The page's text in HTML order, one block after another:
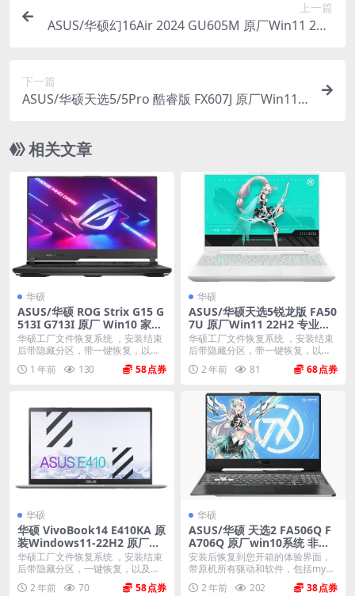
上一篇
ASUS/华硕幻16Air 2024 GU605M 原厂Win11 24H
下一篇
ASUS/华硕天选5/5Pro 酷睿版 FX607J 原厂Win11 2
y恢复
相关文章
华硕
ASUS/华硕 ROG Strix G15 G
513I G713I 原厂 Win10 家庭
版系统 工厂文件 带ASUS Rec
overy恢复
华硕工厂文件恢复系统 ，安装结束
后带隐藏分区，带一键恢复，以及
机器所有的驱动和软...
1 年前 130 58
华硕
ASUS/华硕天选5锐龙版 FA50
7U 原厂Win11 22H2 专业版
系统 工厂文件 带ASUS Recov
ery恢复
华硕工厂文件恢复系统 ，安装结束
后带隐藏分区，带一键恢复，以及
机器所有的驱动和软...
2 年前 81 68
华硕
华硕 VivoBook14 E410KA 原
装Windows11-22H2 原厂系
统 工厂模式 带ASUS Recover
y恢复功能
华硕工厂文件恢复系统 ，安装结束
后带隐藏分区，一键恢复，以及机
器所有驱动软件。 ...
2 年前 70 58
华硕
ASUS/华硕 天选2 FA506Q F
A706Q 原厂win10系统 非工
厂模式
安装后恢复到您开箱的体验界面，
带原机所有驱动和软件，包括myas
us mcafe...
2 年前 202 38